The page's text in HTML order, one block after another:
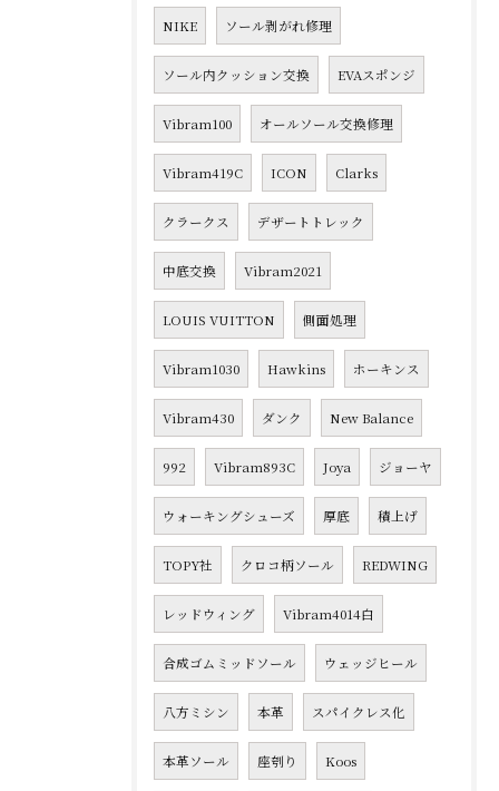
NIKE ソール剥がれ修理
ソール内クッション交換 EVAスポンジ
Vibram100 オールソール交換修理
Vibram419C ICON Clarks
クラークス デザートトレック
中底交換 Vibram2021
LOUIS VUITTON 側面処理
Vibram1030 Hawkins ホーキンス
Vibram430 ダンク New Balance
992 Vibram893C Joya ジョーヤ
ウォーキングシューズ 厚底 積上げ
TOPY社 クロコ柄ソール REDWING
レッドウィング Vibram4014白
合成ゴムミッドソール ウェッジヒール
八方ミシン 本革 スパイクレス化
本革ソール 座刳り Koos